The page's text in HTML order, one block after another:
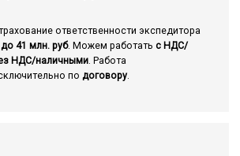
ответственности экспедитора
до 41 млн. руб. Можем работать с НДС/
НДС/наличными. Работа
по договору.